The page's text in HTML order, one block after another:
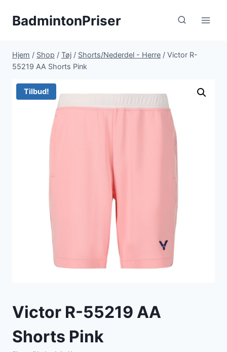
BadmintonPriser
Hjem / Shop / Tøj / Shorts/Nederdel - Herre / Victor R-
55219 AA Shorts Pink
Tilbud!
Victor R-55219 AA
Shorts Pink